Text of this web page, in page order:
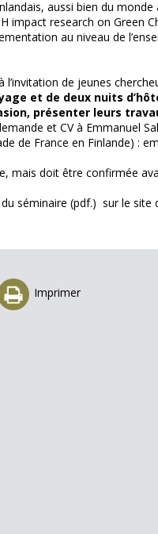
aussi bien du
impact research on Green
au niveau de
de jeunes
et de deux nuits
présenter leurs
et CV à Emmanuel
de France en Finlande) :
mais doit être confirmée
séminaire (pdf.) sur le site
Imprimer